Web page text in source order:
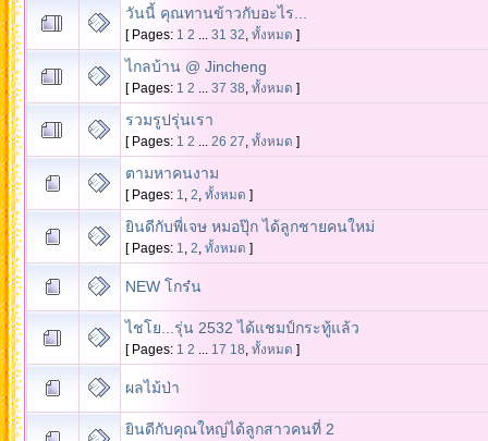
วันนี้ คุณทานข้าวกับอะไร...
[ Pages: 1 2 31 32 ทั้งหมด ]
ไกลบ้าน @ Jincheng
[ Pages: 1 2 37 38 ทั้งหมด ]
รวมรูปรุ่นเรา
[ Pages: 1 2 26 27 ทั้งหมด ]
ตามหาคนงาม
[ Pages: 1 2 ทั้งหมด ]
ยินดีกับพี่เจษ หมอปุ๊ก ได้ลูกชายคนใหม่
[ Pages: 1 2 ทั้งหมด ]
NEW โกร๋น
ไชโย...รุ่น 2532 ได้แชมป์กระทู้แล้ว
[ Pages: 1 2 17 18 ทั้งหมด ]
ผลไม้ป่า
ยินดีกับคุณใหญ่ได้ลูกสาวคนที่ 2